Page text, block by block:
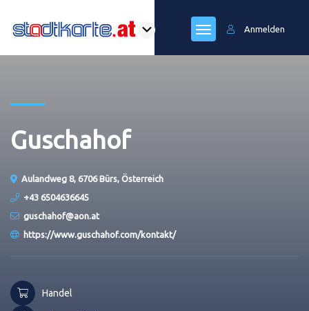
Anmelden
Guschahof
Aulandweg 8, 6706 Bürs, Österreich
+43 6504636645
guschahof@aon.at
https://www.guschahof.com/kontakt/
Handel